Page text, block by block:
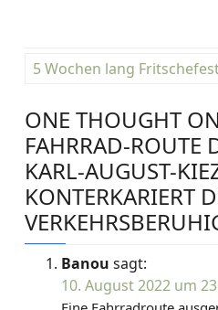
B
i
t
r
a
5 Wochen lang
ONE THOUGHT
FAHRRAD-ROUTE
KARL-AUGUST-
KONTERKARIERT
Banou sagt:
10. August 2022 um